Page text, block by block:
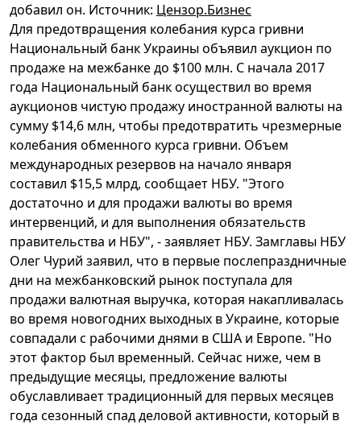
добавил он. Источник: Цензор.Бизнес
Для предотвращения колебания курса гривни
Национальный банк Украины объявил аукцион по
продаже на межбанке до $100 млн. С начала 2017
года Национальный банк осуществил во время
аукционов чистую продажу иностранной валюты на
сумму $14,6 млн, чтобы предотвратить чрезмерные
колебания обменного курса гривни. Объем
международных резервов на начало января
составил $15,5 млрд, сообщает НБУ. "Этого
достаточно и для продажи валюты во время
интервенций, и для выполнения обязательств
правительства и НБУ", - заявляет НБУ. Замглавы НБУ
Олег Чурий заявил, что в первые послепраздничные
дни на межбанковский рынок поступала для
продажи валютная выручка, которая накапливалась
во время новогодних выходных в Украине, которые
совпадали с рабочими днями в США и Европе. "Но
этот фактор был временный. Сейчас ниже, чем в
предыдущие месяцы, предложение валюты
обуславливает традиционный для первых месяцев
года сезонный спад деловой активности, который в